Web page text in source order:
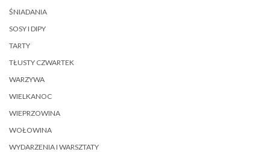
ŚNIADANIA
SOSY I DIPY
TARTY
TŁUSTY CZWARTEK
WARZYWA
WIELKANOC
WIEPRZOWINA
WOŁOWINA
WYDARZENIA I WARSZTATY